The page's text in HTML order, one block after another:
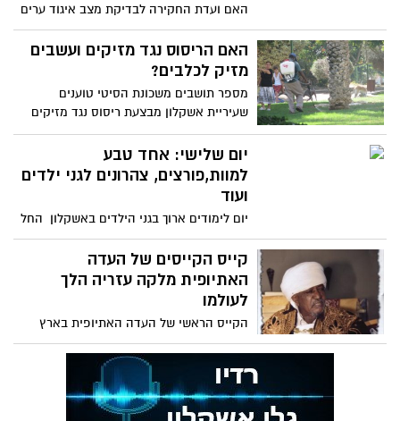
האם ועדת החקירה לבדיקת מצב איגוד ערים
אשקלון אשדוד שהקימה המשרד לביטחון
פנים "המליצה" לראשי האיגוד
האם הריסוס נגד מזיקים ועשבים
מזיק לכלבים?
מספר תושבים משכונת הסיטי טוענים
שעיריית אשקלון מבצעת ריסוס נגד מזיקים
ועשבים ולא מודיעה לפני כן ולא
יום שלישי: אחד טבע
למוות,פורצים, צהרונים לגני ילדים
ועוד
יום לימודים ארוך בגני הילדים באשקלון החל
משבוע הבא, יעבדו 36 גני ילדים במסגרת
תכנית מיל"ת
קייס הקייסים של העדה
האתיופית מלקה עזריה הלך
לעולמו
הקייס הראשי של העדה האתיופית בארץ
קייס הקייסים מלקה עזריה הלך לעולמו אמש